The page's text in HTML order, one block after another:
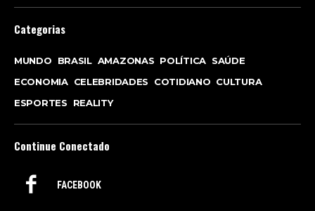
Categorias
MUNDO BRASIL AMAZONAS POLÍTICA SAÚDE
ECONOMIA CELEBRIDADES COTIDIANO CULTURA
ESPORTES
REALITY
Continue Conectado
FACEBOOK